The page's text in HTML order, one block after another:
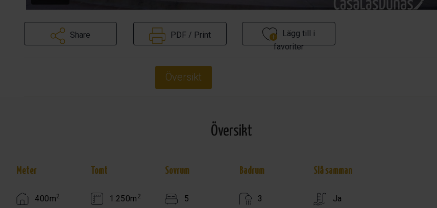
Share PDF / Print
Lägg till i
favoriter
Översikt
Översikt
Meter
400m2
Tomt
1.250m 2
Sovrum
5
Badrum
3
Slå samman
Ja